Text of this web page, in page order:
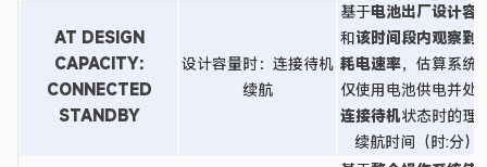
AT DESIGN
CAPACITY:
CONNECTED
STANDBY
设计容量时：连接待机
续航
基于电池出厂设计容
和该时间段内观察到
耗电速率，估算系统
仅使用电池供电并处
连接待机状态时的理
续航时间（时:分）